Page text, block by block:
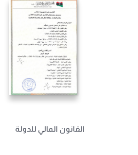
القانون المالي للدولة